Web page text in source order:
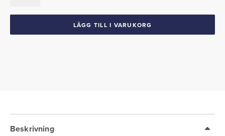
LÄGG TILL I VARUKORG
Beskrivning